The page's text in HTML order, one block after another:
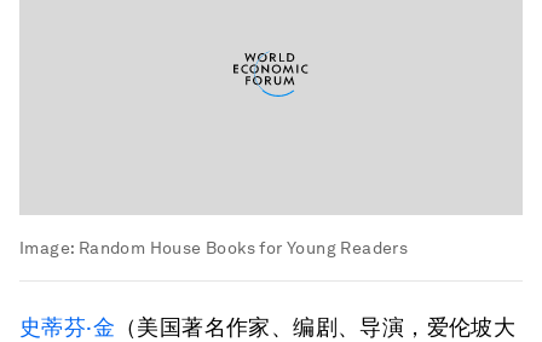
Image: Random House Books for Young Readers
史蒂芬·金 （美国著名作家、编剧、导演，爱伦坡大